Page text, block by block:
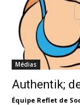
Médias
Authentik;
Équipe Reflet de